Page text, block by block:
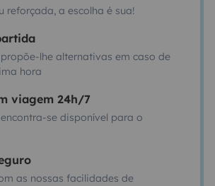
reforçada, a escolha é sua!
lhe alternativas em caso de
hora
viagem 24h/7
se disponível para o
as nossas facilidades de